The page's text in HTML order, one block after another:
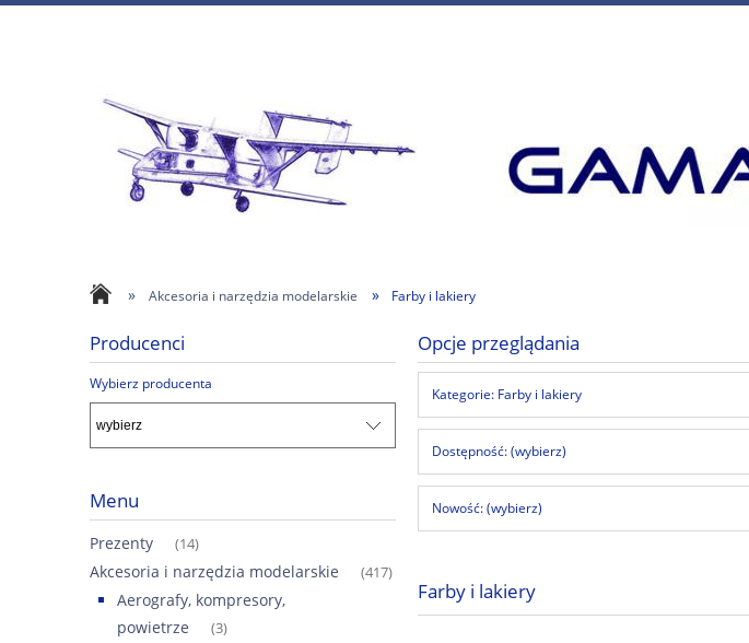
» Akcesoria i narzędzia modelarskie » Farby i lakiery
Producenci
Wybierz producenta
Menu
Prezenty (14)
Akcesoria i narzędzia modelarskie (417)
Aerografy, kompresory,
powietrze
(3)
Opcje przeglądania
Kategorie: Farby i lakiery
Dostępność: (wybierz)
Nowość: (wybierz)
Farby i lakiery